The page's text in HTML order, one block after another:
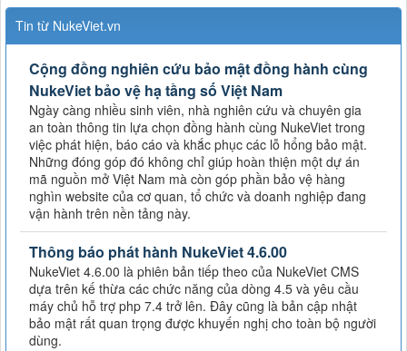
Tin từ NukeViet.vn
Cộng đồng nghiên cứu bảo mật đồng hành cùng
NukeViet bảo vệ hạ tầng số Việt Nam
Ngày càng nhiều sinh viên, nhà nghiên cứu và chuyên gia
an toàn thông tin lựa chọn đồng hành cùng NukeViet trong
việc phát hiện, báo cáo và khắc phục các lỗ hổng bảo mật.
Những đóng góp đó không chỉ giúp hoàn thiện một dự án
mã nguồn mở Việt Nam mà còn góp phần bảo vệ hàng
nghìn website của cơ quan, tổ chức và doanh nghiệp đang
vận hành trên nền tảng này.
Thông báo phát hành NukeViet 4.6.00
NukeViet 4.6.00 là phiên bản tiếp theo của NukeViet CMS
dựa trên kế thừa các chức năng của dòng 4.5 và yêu cầu
máy chủ hỗ trợ php 7.4 trở lên. Đây cũng là bản cập nhật
bảo mật rất quan trọng được khuyến nghị cho toàn bộ người
dùng.